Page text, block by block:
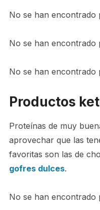
No se han encontrado
No se han encontrado
No se han encontrado
Productos
Proteínas de muy
aprovechar que las
favoritas son las de
gofres dulces.
No se han encontrado